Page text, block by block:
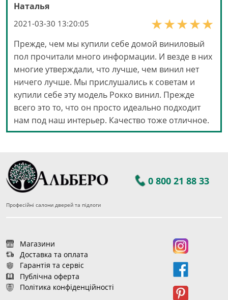
Наталья
2021-03-30 13:20:05
Прежде, чем мы купили себе домой виниловый
пол прочитали много информации. И везде в них
многие утверждали, что лучше, чем винил нет
ничего лучше. Мы прислушались к советам и
купили себе эту модель Рокко винил. Прежде
всего это то, что он просто идеально подходит
нам под наш интерьер. Качество тоже отличное.
0 800 21 88 33
Професійні салони дверей та підлоги
Магазини
Доставка та оплата
Гарантія та сервіс
Публічна оферта
Політика конфіденційності